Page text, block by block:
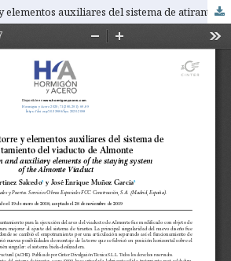
Diseño de la torre y elementos auxiliares del sistema de atirantamiento del viaducto de Almonte